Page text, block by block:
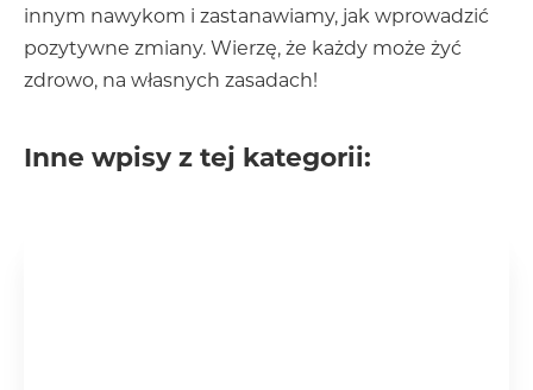
innym nawykom i zastanawiamy, jak wprowadzić
pozytywne zmiany. Wierzę, że każdy może żyć
zdrowo, na własnych zasadach!
Inne wpisy z tej kategorii: